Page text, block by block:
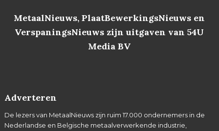
MetaalNieuws, PlaatBewerkingsNieuws en
VerspaningsNieuws zijn uitgaven van 54U
Media BV
Adverteren
De lezers van MetaalNieuws zijn ruim 17.000 ondernemers in de
Nederlandse en Belgische metaalverwerkende industrie,